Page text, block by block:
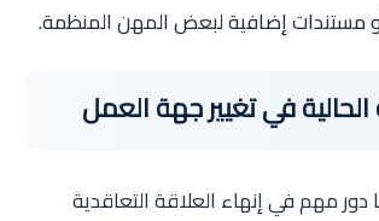
مستندات إضافية لبعض المهن المنظمة.
في تغيير جهة العمل
دور مهم في إنهاء العلاقة التعاقدية